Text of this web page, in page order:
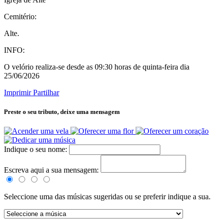
Cemitério:
Alte.
INFO:
O velório realiza-se desde as 09:30 horas de quinta-feira dia
25/06/2026
Imprimir Partilhar
Preste o seu tributo, deixe uma mensagem
Indique o seu nome:
Escreva aqui a sua mensagem:
Seleccione uma das músicas sugeridas ou se preferir indique a sua.